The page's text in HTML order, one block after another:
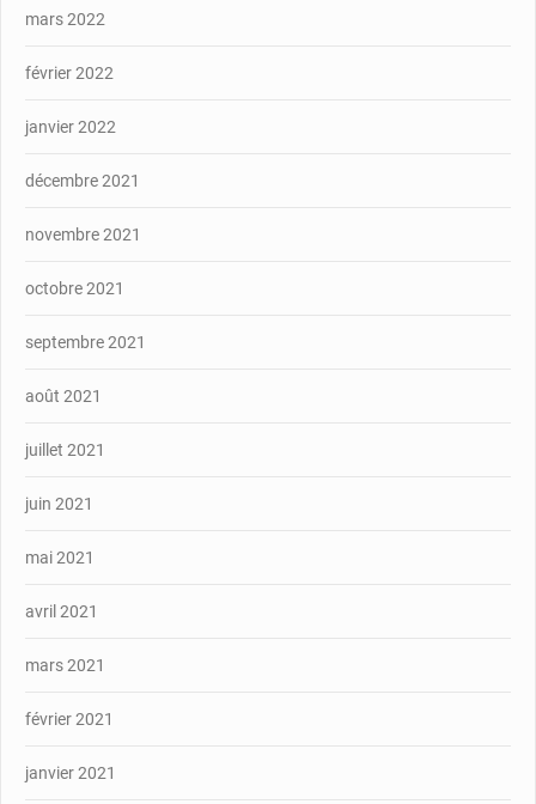
mars 2022
février 2022
janvier 2022
décembre 2021
novembre 2021
octobre 2021
septembre 2021
août 2021
juillet 2021
juin 2021
mai 2021
avril 2021
mars 2021
février 2021
janvier 2021